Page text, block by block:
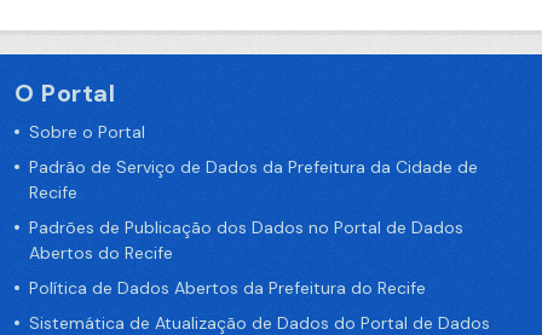
O Portal
Sobre o Portal
Padrão de Serviço de Dados da Prefeitura da Cidade de
Recife
Padrões de Publicação dos Dados no Portal de Dados
Abertos do Recife
Política de Dados Abertos da Prefeitura do Recife
Sistemática de Atualização de Dados do Portal de Dados